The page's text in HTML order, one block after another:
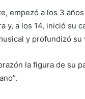
empezó a los 3
y, a los 14, inició su
y profundizó
la figura de su